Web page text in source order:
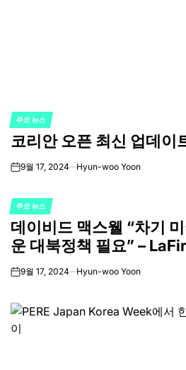
POSTED
IN
주요 뉴스
코리안 오픈 최신 업데이
on9월 17, 2024 Hyun-woo Yoon
POSTED
IN
주요 뉴스
데이비드 맥스웰 “차기
운 대북정책 필요” –
on9월 17, 2024 Hyun-woo Yoon